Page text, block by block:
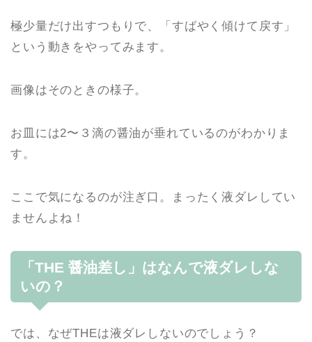
極少量だけ出すつもりで、「すばやく傾けて戻す」
という動きをやってみます。
画像はそのときの様子。
お皿には2〜３滴の醤油が垂れているのがわかりま
す。
ここで気になるのが注ぎ口。まったく液ダレしてい
ませんよね！
「THE 醤油差し」はなんで液ダレしな
いの？
では、なぜTHEは液ダレしないのでしょう？